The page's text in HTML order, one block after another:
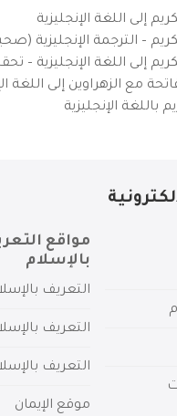
إلى اللغة الإنجليزية
– الترجمة الإنجليزية
إلى اللغة الإنجليزية
مع الزهراوين إلى اللغة
باللغة الإنجليزية
مواقع
بالإسلام
التعريف
التعريف
التعريف
موقع الإيمان